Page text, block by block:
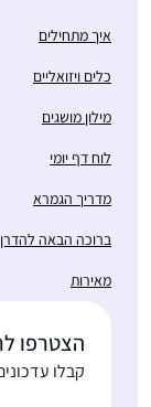
איך מתחילים
כלים ויזואליים
מילון מושגים
לוח דף יומי
מדריך הגמרא
ברוכה הבאה להדרן
מאירות
הצטרפו
קבלו